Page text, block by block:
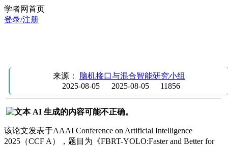
学者网首页
登录/注册
来源： 脑机接口与混合智能研究小组
2025-08-05
2025-08-05 11856
该论文发表于AAAI Conference on Artificial Intelligence
2025（CCF A），题目为《FBRT-YOLO:Faster and Better for